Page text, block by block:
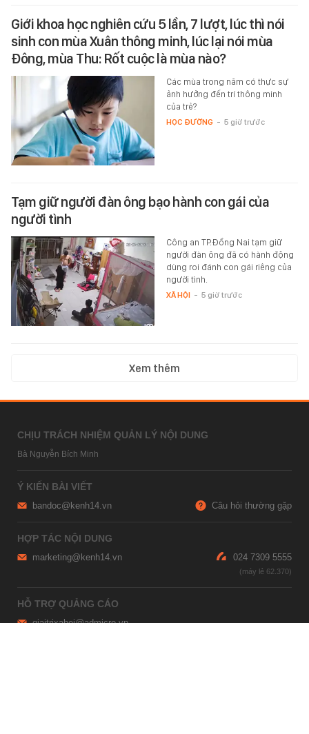
Giới khoa học nghiên cứu 5 lần, 7 lượt, lúc thì nói
sinh con mùa Xuân thông minh, lúc lại nói mùa
Đông, mùa Thu: Rốt cuộc là mùa nào?
Các mùa trong năm có thực sự
ảnh hưởng đến trí thông minh
của trẻ?
HỌC ĐƯỜNG - 5 giờ trước
Tạm giữ người đàn ông bạo hành con gái của
người tình
Công an TP.Đồng Nai tạm giữ
người đàn ông đã có hành động
dùng roi đánh con gái riêng của
người tình.
XÃ HỘI - 5 giờ trước
Xem thêm
CHỊU TRÁCH NHIỆM QUẢN LÝ NỘI DUNG
Bà Nguyễn Bích Minh
Ý KIẾN BÀI VIẾT
bandoc@kenh14.vn Câu hỏi thường gặp
HỢP TÁC NỘI DUNG
marketing@kenh14.vn 024 7309 5555
HỖ TRỢ QUẢNG CÁO
giaitrixahoi@admicro.vn